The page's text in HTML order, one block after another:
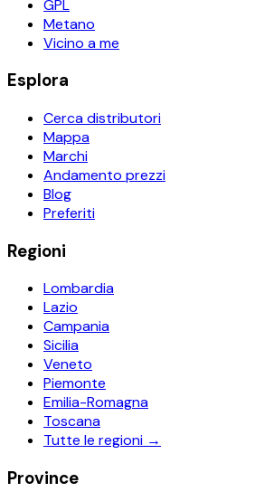
GPL
Metano
Vicino a me
Esplora
Cerca distributori
Mappa
Marchi
Andamento prezzi
Blog
Preferiti
Regioni
Lombardia
Lazio
Campania
Sicilia
Veneto
Piemonte
Emilia-Romagna
Toscana
Tutte le regioni →
Province